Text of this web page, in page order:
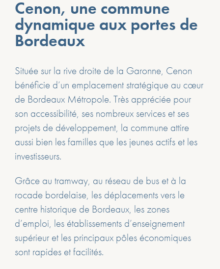
Cenon, une commune
dynamique aux portes de
Bordeaux
Située sur la rive droite de la Garonne, Cenon
bénéficie d’un emplacement stratégique au cœur
de Bordeaux Métropole. Très appréciée pour
son accessibilité, ses nombreux services et ses
projets de développement, la commune attire
aussi bien les familles que les jeunes actifs et les
investisseurs.
Grâce au tramway, au réseau de bus et à la
rocade bordelaise, les déplacements vers le
centre historique de Bordeaux, les zones
d’emploi, les établissements d’enseignement
supérieur et les principaux pôles économiques
sont rapides et facilités.